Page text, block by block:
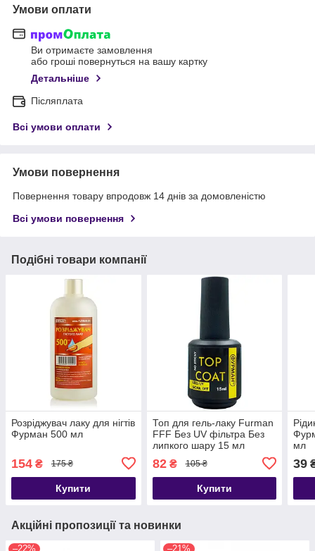
Умови оплати
Ви отримаєте замовлення
або гроші повернуться на вашу картку
Детальніше
Післяплата
Всі умови оплати
Умови повернення
Повернення товару впродовж 14 днів за домовленістю
Всі умови повернення
Подібні товари компанії
Розріджувач лаку для нігтів
Фурман 500 мл
154 ₴ 175 ₴
Купити
Топ для гель-лаку Furman
FFF Без UV фільтра Без
липкого шару 15 мл
82₴ 105 ₴
Купити
мл
39
Акційні пропозиції та новинки
–22% –21%